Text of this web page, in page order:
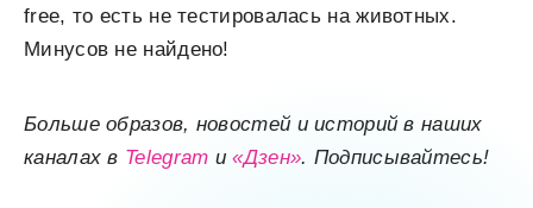
free, то есть не тестировалась на животных.
Минусов не найдено!
Больше образов, новостей и историй в наших
каналах в Telegram и«Дзен». Подписывайтесь!